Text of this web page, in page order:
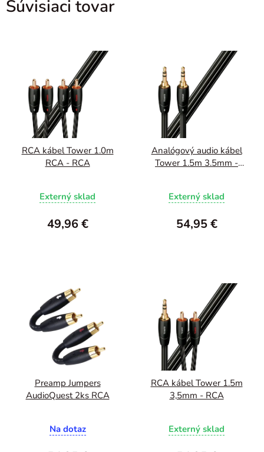
Súvisiaci tovar
RCA kábel Tower 1.0m
RCA - RCA
Externý sklad
49,96 €
Analógový audio kábel
Tower 1.5m 3.5mm -
Externý sklad
54,95 €
Preamp Jumpers
AudioQuest 2ks RCA
Na dotaz
RCA kábel Tower 1.5m
3,5mm - RCA
Externý sklad